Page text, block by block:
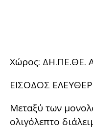
Χώρος: ΔΗ.ΠΕ.ΘΕ.
ΕΙΣΟΔΟΣ
Μεταξύ των
ολιγόλεπτο